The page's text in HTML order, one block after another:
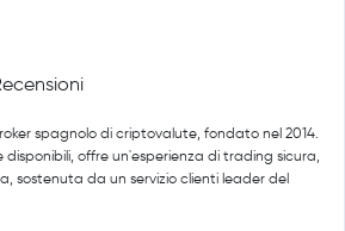
spagnolo di criptovalute, fondato nel 2014.
offre un'esperienza di trading sicura,
sostenuta da un servizio clienti leader del